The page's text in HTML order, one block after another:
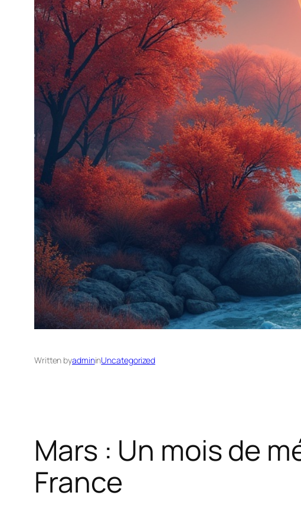
Written byadmininUncategorized
Mars : Un mois de
France